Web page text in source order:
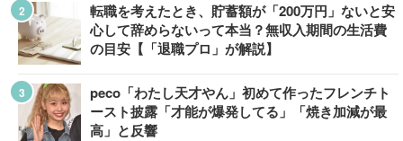
転職を考えたとき、貯蓄額が「200万円」ないと安
心して辞めらないって本当？無収入期間の生活費
の目安【「退職プロ」が解説】
peco「わたし天才やん」初めて作ったフレンチト
ースト披露「才能が爆発してる」「焼き加減が最
高」と反響